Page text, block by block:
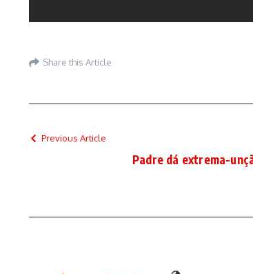
Share this Article
Previous Article
Padre dá extrema-